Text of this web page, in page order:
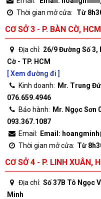
Thời gian mở cửa:
Từ
CƠ SỞ 3 - P. BÀN CỜ, HCM
Địa chỉ: 26/9 Đường Số 3,
Cờ - TP. HCM
[ Xem đường đi ]
Kinh doanh: Mr. Trung
076.659.4946
Bảo hành: Mr. Ngọc Sơn
093.367.1087
Email: Email:
Thời gian mở cửa: Từ
CƠ SỞ 4 - P. LINH XUÂN,
Địa chỉ: Số 37B Tô Ngọc
Minh